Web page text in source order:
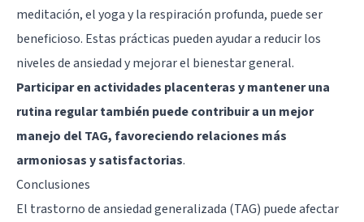
meditación, el yoga y la respiración profunda, puede ser
beneficioso. Estas prácticas pueden ayudar a reducir los
niveles de ansiedad y mejorar el bienestar general.
Participar en actividades placenteras y mantener una
rutina regular también puede contribuir a un mejor
manejo del TAG, favoreciendo relaciones más
armoniosas y satisfactorias.
Conclusiones
El trastorno de ansiedad generalizada (TAG) puede afectar